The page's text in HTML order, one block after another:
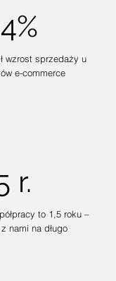
wzrost sprzedaży u
e-commerce
r.
to 1,5 roku –
nami na długo